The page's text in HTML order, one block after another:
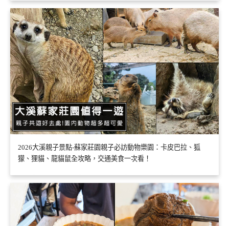
2026大溪親子景點-蘇家莊園親子必訪動物樂園：卡皮巴拉、狐
獴、狸貓、龍貓鼠全攻略，交通美食一次看！